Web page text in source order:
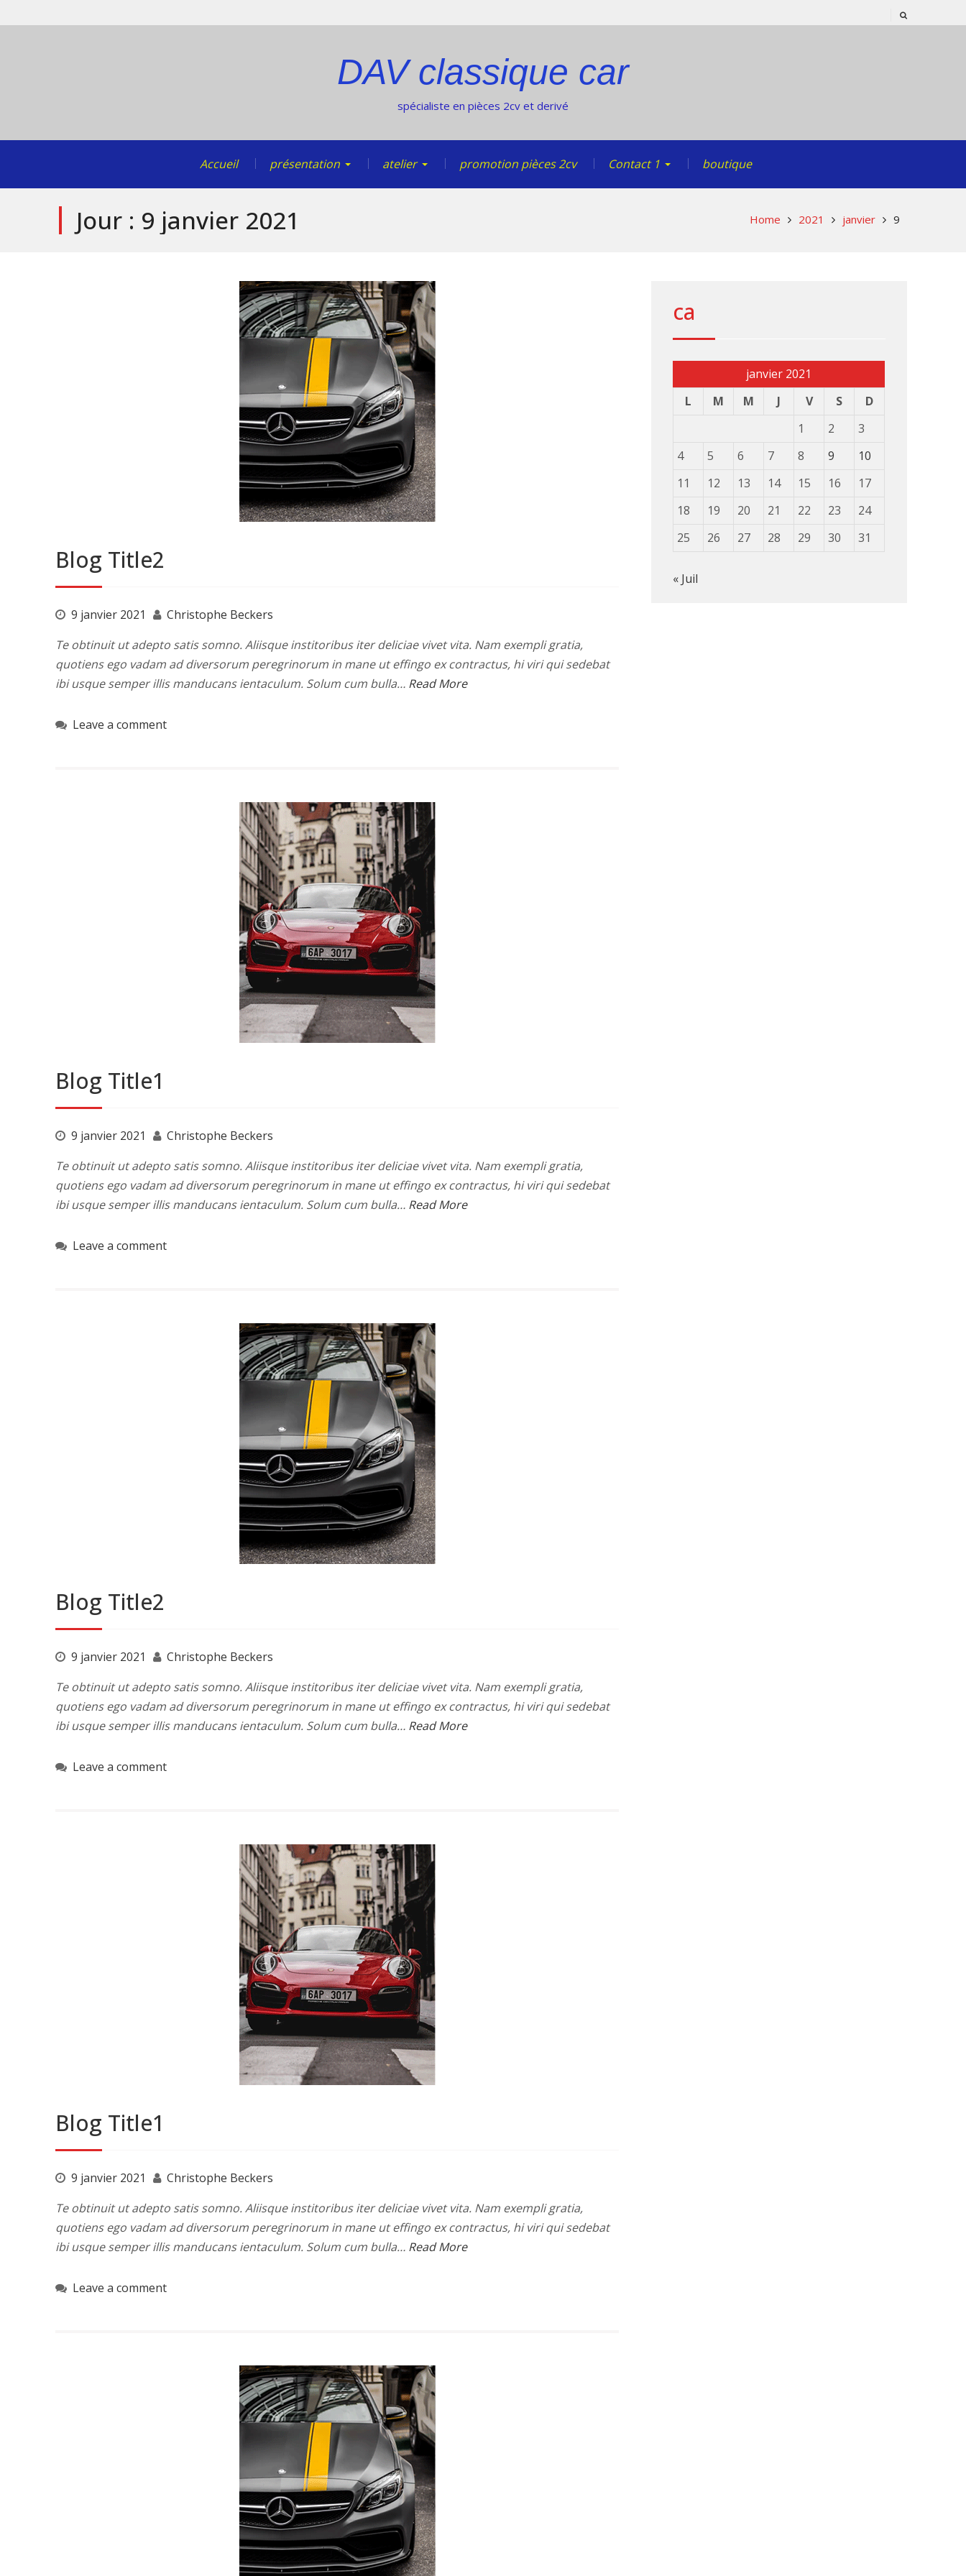
to
DAV classique car
spécialiste en pièces 2cv et derivé
Accueil présentation atelier promotion pièces 2cv Contact 1 boutique
Jour : 9 janvier 2021 Home 2021 janvier 9
Blog Title2
9 janvier 2021
Christophe Beckers
Te obtinuit ut adepto satis somno. Aliisque institoribus iter deliciae vivet vita. Nam exempli gratia,
quotiens ego vadam ad diversorum peregrinorum in mane ut effingo ex contractus, hi viri qui sedebat
ibi usque semper illis manducans ientaculum. Solum cum bulla… Read More
Leave a comment
Blog Title1
9 janvier 2021
Christophe Beckers
Te obtinuit ut adepto satis somno. Aliisque institoribus iter deliciae vivet vita. Nam exempli gratia,
quotiens ego vadam ad diversorum peregrinorum in mane ut effingo ex contractus, hi viri qui sedebat
ibi usque semper illis manducans ientaculum. Solum cum bulla… Read More
Leave a comment
Blog Title2
9 janvier 2021
Christophe Beckers
Te obtinuit ut adepto satis somno. Aliisque institoribus iter deliciae vivet vita. Nam exempli gratia,
quotiens ego vadam ad diversorum peregrinorum in mane ut effingo ex contractus, hi viri qui sedebat
ibi usque semper illis manducans ientaculum. Solum cum bulla… Read More
Leave a comment
Blog Title1
9 janvier 2021
Christophe Beckers
Te obtinuit ut adepto satis somno. Aliisque institoribus iter deliciae vivet vita. Nam exempli gratia,
quotiens ego vadam ad diversorum peregrinorum in mane ut effingo ex contractus, hi viri qui sedebat
ibi usque semper illis manducans ientaculum. Solum cum bulla… Read More
Leave a comment
ca
janvier 2021
L
M M J V S
D
1
2
3
4
5 6 7 8 9
10
11
12 13 14 15 16
17
18
19 20 21 22 23
24
25
26 27 28 29 30 31
« Juil